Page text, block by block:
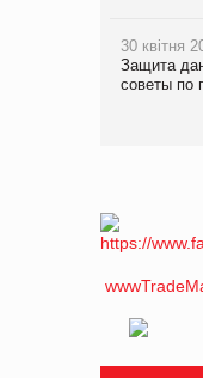
30 квітня
Защита
советы по